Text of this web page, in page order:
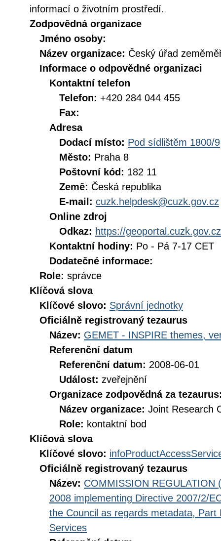
informací o životním prostředí.
Zodpovědná organizace
Jméno osoby:
Název organizace: Český úřad
Informace o odpovědné organizaci
Kontaktní telefon
Telefon: +420 284 044 455
Fax:
Adresa
Dodací místo: Pod sídlištěm 1800/9
Město: Praha 8
Poštovní kód: 182 11
Země: Česká republika
E-mail: cuzk.helpdesk@cuzk.gov.cz
Online zdroj
Odkaz: https://geoportal.cuzk.gov.cz
Kontaktní hodiny: Po - Pá 7-17 CET
Dodatečné informace:
Role: správce
Klíčová slova
Klíčové slovo: Správní jednotky
Oficiálně registrovaný tezaurus
Název: GEMET - INSPIRE themes,
Referenční datum
Referenční datum: 2008-06-01
Událost: zveřejnění
Organizace zodpovědná za
Název organizace: Joint Research
Role: kontaktní bod
Klíčová slova
Klíčové slovo:
Oficiálně registrovaný tezaurus
Název: COMMISSION REGULATION
2008 implementing Directive 2007/2/
the Council as regards metadata,
Services